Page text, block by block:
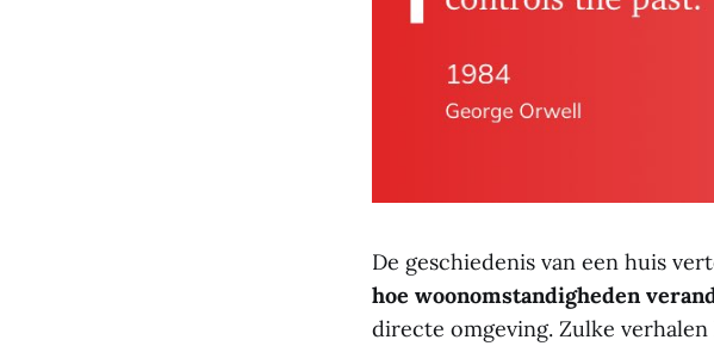
De geschiedenis van een huis
hoe woonomstandigheden
directe omgeving. Zulke